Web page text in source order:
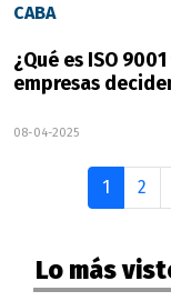
CABA
¿Qué es ISO
empresas
08-04-2025
1 2
Lo más